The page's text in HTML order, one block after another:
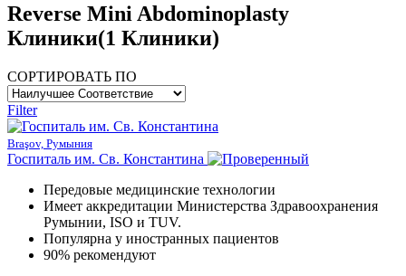
Reverse Mini Abdominoplasty
Клиники(1 Клиники)
СОРТИРОВАТЬ ПО
Filter
Braşov, Румыния
Госпиталь им. Св. Константина
Передовые медицинские технологии
Имеет аккредитации Министерства Здравоохранения
Румынии, ISO и TUV.
Популярна у иностранных пациентов
90% рекомендуют